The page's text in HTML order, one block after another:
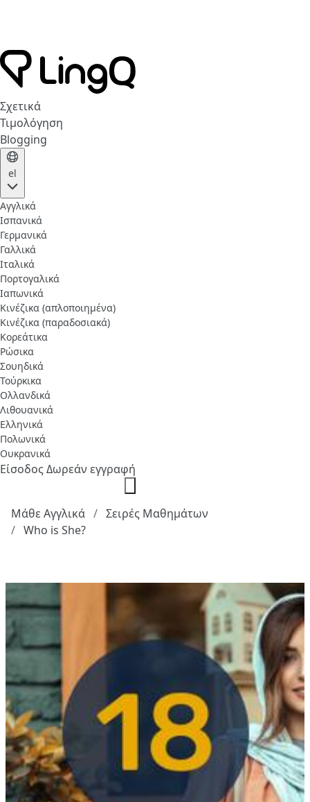
Σχετικά
Τιμολόγηση
Blogging
el
Αγγλικά
Ισπανικά
Γερμανικά
Γαλλικά
Ιταλικά
Πορτογαλικά
Ιαπωνικά
Κινέζικα (απλοποιημένα)
Κινέζικα (παραδοσιακά)
Κορεάτικα
Ρώσικα
Σουηδικά
Τούρκικα
Ολλανδικά
Λιθουανικά
Ελληνικά
Πολωνικά
Ουκρανικά
ΕίσοδοςΔωρεάν εγγραφή
Μάθε Αγγλικά
Σειρές Μαθημάτων
Who is She?